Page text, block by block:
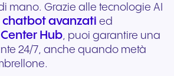
mano. Grazie alle tecnologie AI
chatbot avanzati ed
Hub, puoi garantire una
24/7, anche quando metà